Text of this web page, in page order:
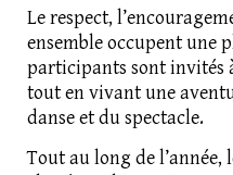
Le respect,
ensemble occupent une
participants sont invités
tout en vivant une
danse et du spectacle.
Tout au long de